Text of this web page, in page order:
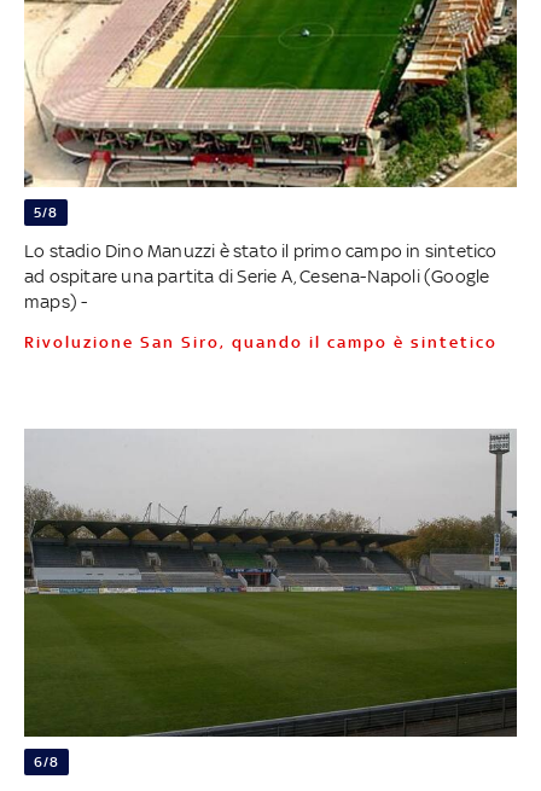
5/8
Lo stadio Dino Manuzzi è stato il primo campo in sintetico
ad ospitare una partita di Serie A, Cesena-Napoli (Google
maps) -
Rivoluzione San Siro, quando il campo è sintetico
6/8